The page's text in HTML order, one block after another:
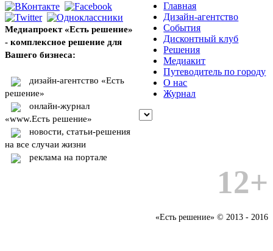
Медиапроект «Есть решение»
- комплексное решение для
Вашего бизнеса:
дизайн-агентство «Есть
решение»
онлайн-журнал
«www.Есть решение»
новости, статьи-решения
на все случаи жизни
реклама на портале
Главная
Дизайн-агентство
События
Дисконтный клуб
Решения
Медиакит
Путеводитель по городу
О нас
Журнал
12+
«Есть решение» © 2013 - 2016